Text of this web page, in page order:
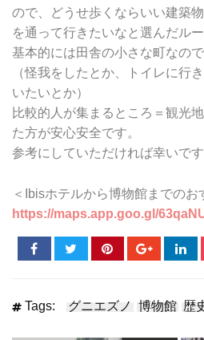
ので、どうせ歩くならいい建築
を通って行きたいなと選んだルー
基本的には田舎の小さな町なの
（怪我をしたとか、トイレに行
いたいとか）
比較的人が集まるところ＝観光
た方が安心安全です。
参考にしていただければ幸いです
＜Ibisホテルから博物館までのお
https://maps.app.goo.gl/
Tags: グニエズノ 博物館 歴